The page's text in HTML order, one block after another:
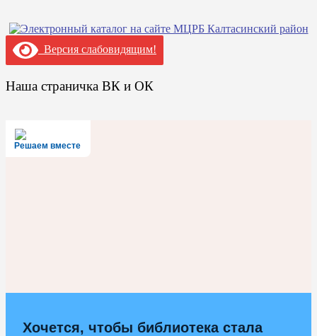
Версия слабовидящим!
Наша страничка ВК и ОК
Решаем вместе
Хочется, чтобы библиотека стала